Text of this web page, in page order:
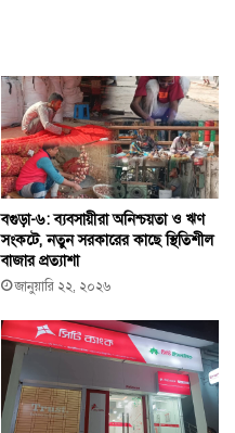
বগুড়া-৬: ব্যবসায়ীরা অনিশ্চয়তা ও ঋণ
সংকটে, নতুন সরকারের কাছে স্থিতিশীল
বাজার প্রত্যাশা
জানুয়ারি ২২, ২০২৬